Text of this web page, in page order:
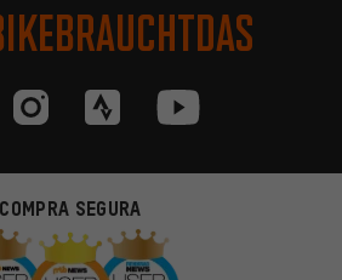
COMPRA SEGURA